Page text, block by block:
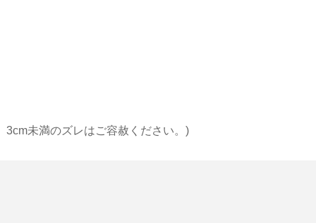
3cm未満のズレはご容赦ください。)